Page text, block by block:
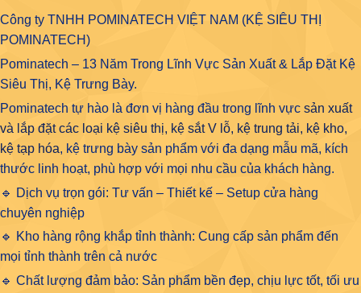
Công ty TNHH POMINATECH VIỆT NAM (KỆ SIÊU THỊ
POMINATECH)
Pominatech – 13 Năm Trong Lĩnh Vực Sản Xuất & Lắp Đặt Kệ
Siêu Thị, Kệ Trưng Bày.
Pominatech tự hào là đơn vị hàng đầu trong lĩnh vực sản xuất
và lắp đặt các loại kệ siêu thị, kệ sắt V lỗ, kệ trung tải, kệ kho,
kệ tạp hóa, kệ trưng bày sản phẩm với đa dạng mẫu mã, kích
thước linh hoạt, phù hợp với mọi nhu cầu của khách hàng.
🔹 Dịch vụ trọn gói: Tư vấn – Thiết kế – Setup cửa hàng
chuyên nghiệp
🔹 Kho hàng rộng khắp tỉnh thành: Cung cấp sản phẩm đến
mọi tỉnh thành trên cả nước
🔹 Chất lượng đảm bảo: Sản phẩm bền đẹp, chịu lực tốt, tối ưu